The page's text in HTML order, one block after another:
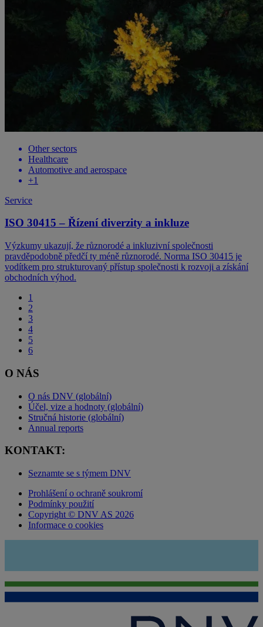
Other sectors
Healthcare
Automotive and aerospace
+1
Service
ISO 30415 – Řízení diverzity a inkluze
Výzkumy ukazují, že různorodé a inkluzivní společnosti
pravděpodobně předčí ty méně různorodé. Norma ISO 30415 je
vodítkem pro strukturovaný přístup společnosti k rozvoji a získání
obchodních výhod.
1
2
3
4
5
6
O NÁS
O nás DNV (globální)
Účel, vize a hodnoty (globální)
Stručná historie (globální)
Annual reports
KONTAKT:
Seznamte se s týmem DNV
Prohlášení o ochraně soukromí
Podmínky použití
Copyright © DNV AS 2026
Informace o cookies